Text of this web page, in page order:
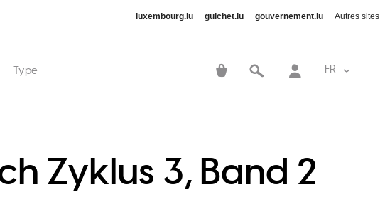
luxembourg.lu guichet.lu gouvernement.lu Autres sites
Type FR Lister
account
Zyklus 3, Band 2